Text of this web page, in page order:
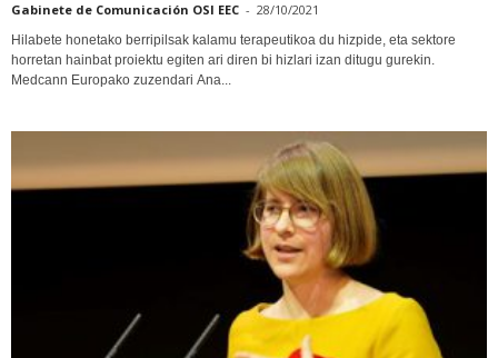
Gabinete de Comunicación OSI EEC - 28/10/2021
Hilabete honetako berripilsak kalamu terapeutikoa du hizpide, eta sektore
horretan hainbat proiektu egiten ari diren bi hizlari izan ditugu gurekin.
Medcann Europako zuzendari Ana...